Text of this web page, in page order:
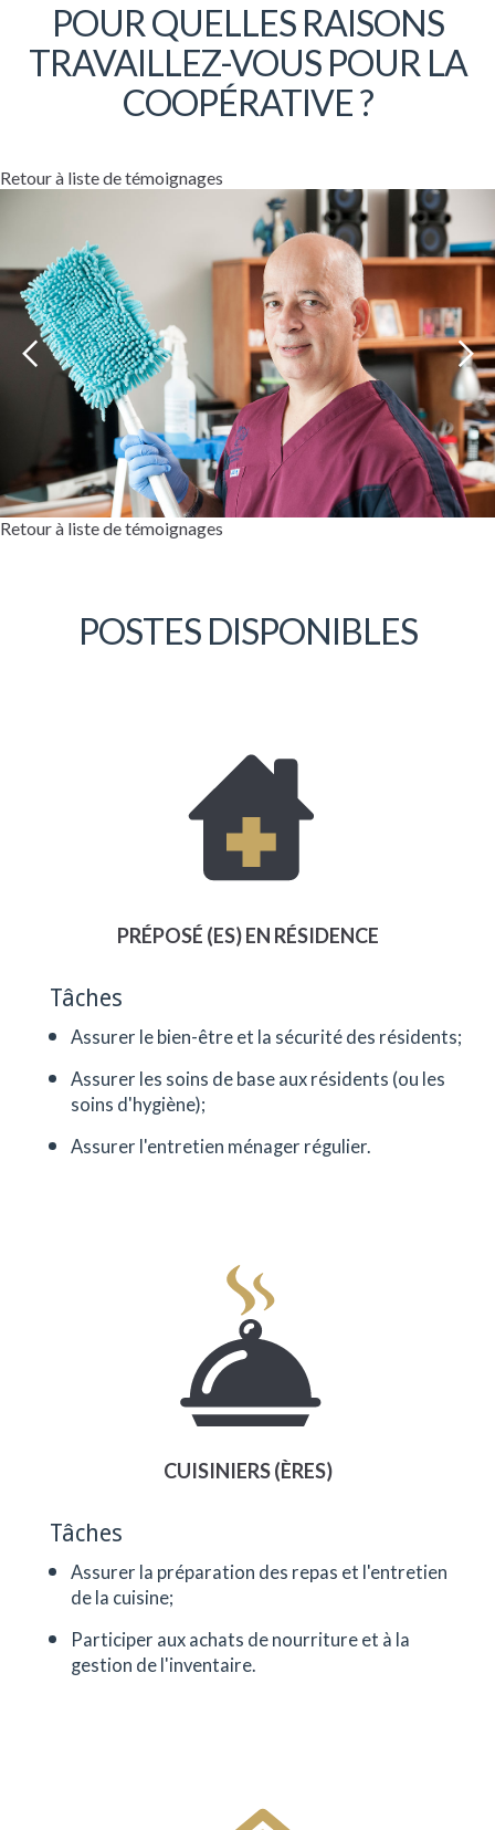
POUR QUELLES RAISONS
TRAVAILLEZ-VOUS POUR LA
COOPÉRATIVE ?
Retour à liste de témoignages
Bonjour, mon nom est Étienne Lessard. Je
suis à l’emploi de la Coopérative depuis
domicile et j’effectue, entre autres, les
développer mon côté aidant, de rendre
Retour à liste de témoignages
POSTES DISPONIBLES
PRÉPOSÉ (ES) EN RÉSIDENCE
Tâches
Assurer le bien-être et la sécurité des résidents;
Assurer les soins de base aux résidents (ou les
soins d'hygiène);
Assurer l'entretien ménager régulier.
CUISINIERS (ÈRES)
Tâches
Assurer la préparation des repas et l'entretien
de la cuisine;
Participer aux achats de nourriture et à la
gestion de l'inventaire.